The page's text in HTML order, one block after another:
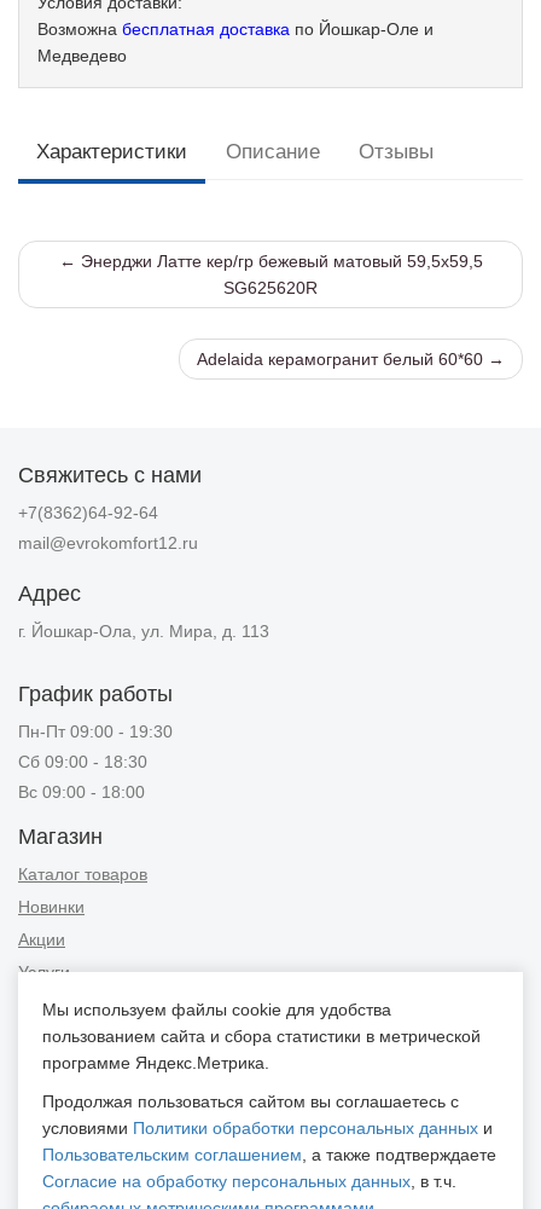
Возможна бесплатная доставка по Йошкар-Оле и
Медведево
Характеристики Описание Отзывы
← Энерджи Латте кер/гр бежевый матовый 59,5х59,5
SG625620R
Adelaida керамогранит белый 60*60 →
Свяжитесь с нами
+7(8362)64-92-64
mail@evrokomfort12.ru
Адрес
г. Йошкар-Ола, ул. Мира, д. 113
График работы
Пн-Пт 09:00 - 19:30
Сб 09:00 - 18:30
Вс 09:00 - 18:00
Магазин
Каталог товаров
Новинки
Акции
Услуги
Информация
Публичная оферта
Контакты
Положение об обработке персональных данных
Пользовательское соглашение
Мы используем файлы cookie для удобства
пользованием сайта и сбора статистики в метрической
программе Яндекс.Метрика.
Продолжая пользоваться сайтом вы соглашаетесь с
условиями Политики обработки персональных данных и
Пользовательским соглашением , а также подтверждаете
Согласие на обработку персональных данных , в т.ч.